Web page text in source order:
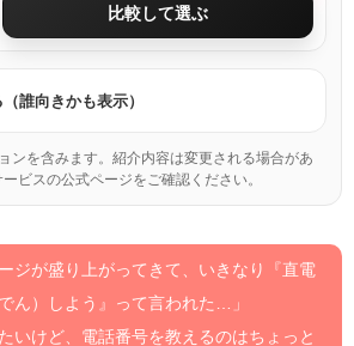
比較して選ぶ
誰向きかも表示）
ンを含みます。紹介内容は変更される場合があ
ビスの公式ページをご確認ください。
ージが盛り上がってきて、いきなり『直電
でん）しよう』って言われた…」
たいけど、電話番号を教えるのはちょっと